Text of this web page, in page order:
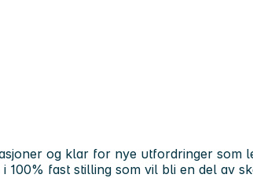
og klar for nye utfordringer som
100% fast stilling som vil bli en del av